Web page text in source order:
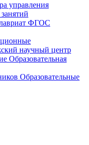
управления
ФГОС
научный центр
Образовательная
Образовательные